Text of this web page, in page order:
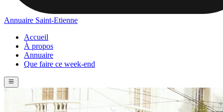
Annuaire Saint-Etienne
Accueil
À propos
Annuaire
Que faire ce week-end